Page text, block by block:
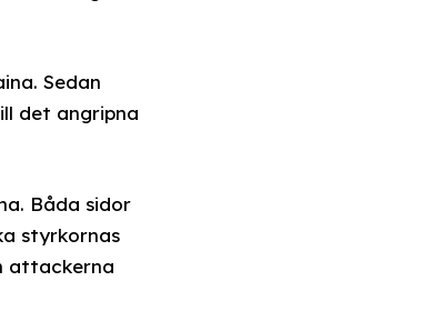
Sedan
det angripna
Båda sidor
styrkornas
attackerna